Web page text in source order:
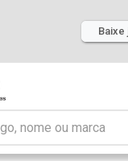
Baixe